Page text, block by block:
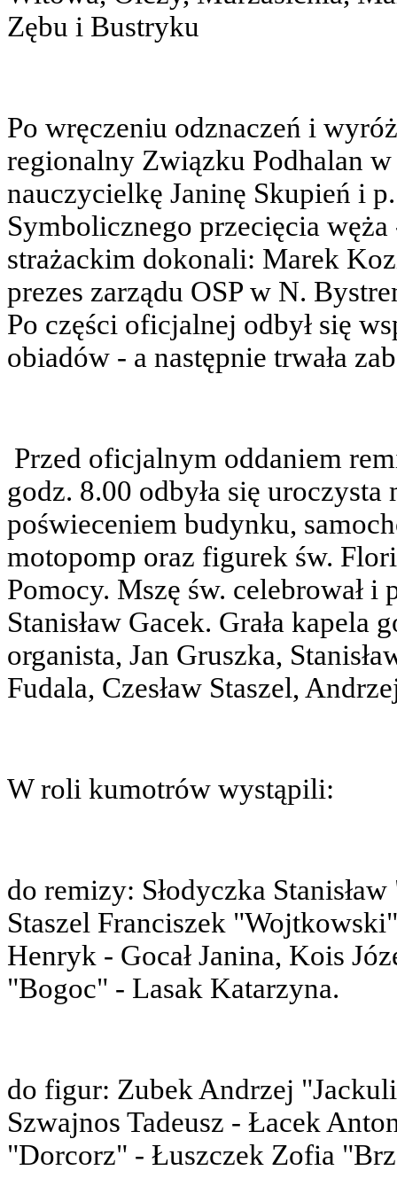
Zębu i Bustryku
Po wręczeniu odznaczeń i
regionalny Związku Podhalan
nauczycielkę Janinę Skupień i
Symbolicznego przecięcia
strażackim dokonali: Marek
prezes zarządu OSP w N.
Po części oficjalnej odbył się
obiadów - a następnie trwała
Przed oficjalnym oddaniem
godz. 8.00 odbyła się uroczysta
poświeceniem budynku,
motopomp oraz figurek św.
Pomocy. Mszę św. celebrował i
Stanisław Gacek. Grała
organista, Jan Gruszka,
Fudala, Czesław Staszel,
W roli kumotrów wystąpili:
do remizy: Słodyczka
Staszel Franciszek
Henryk - Gocał Janina, Kois
"Bogoc" - Lasak Katarzyna.
do figur: Zubek Andrzej
Szwajnos Tadeusz - Łacek
"Dorcorz" - Łuszczek Zofia